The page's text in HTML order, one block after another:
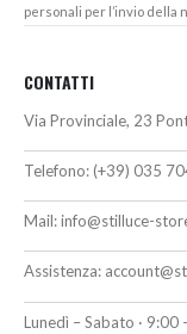
personali per l’invio della
CONTATTI
Via Provinciale, 23
Telefono: (+39) 035
Mail:info@stilluce-
Assistenza:
Lunedì – Sabato ·